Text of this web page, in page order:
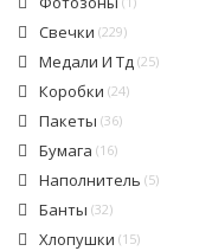
Свечки (229)
Медали И Тд (25)
Коробки (24)
Пакеты (36)
Бумага (16)
Наполнитель (5)
Банты (32)
Хлопушки (15)